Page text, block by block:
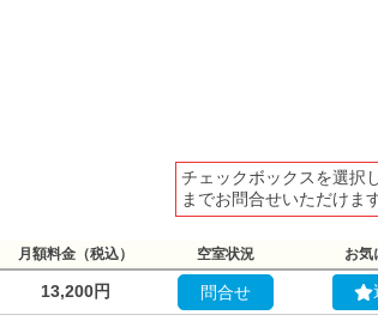
チェックボックスを選択
までお問合せいただけま
月額料金（税込） 空室状況 お気
13,200円 問合せ